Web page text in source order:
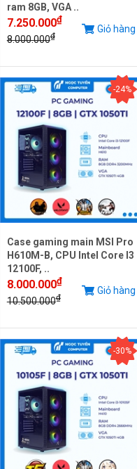
ram 8GB, VGA ..
7.250.000₫
8.000.000₫
Giỏ hàng
-24%
Case gaming main MSI Pro
H610M-B, CPU Intel Core I3
12100F, ..
8.000.000₫
10.500.000₫
Giỏ hàng
-30%